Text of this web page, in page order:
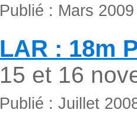
Publié : Mars 2009
LAR : 18m
15 et 16
Publié : Juillet